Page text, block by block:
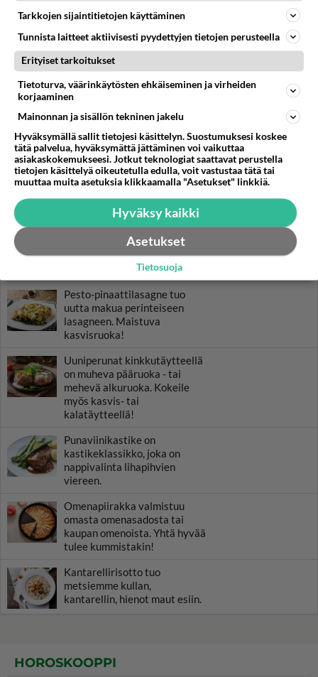
Pesto-pinaattilasagne tuo
uutta makua perinteiseen
lasagneen. Maistuva
kasvisruoka!
Uuniperunat kinkkutäytteellä
on muheva pääruoka - tai
mehevä alkuruoka. Kokeile
myös kasvis- tai
kalatäytteellä!
Punaviinikastike on
kastikeklassikko, joka on
nappivalinta lihapihvien
viereen.
Omenapiirakka valmistuu
omasta omenasadosta tai
kaupan omenoista. Yhtä hyvää
tulee kummistakin!
Kantarellirisotto tuo
metsiemme kullan,
kantarellin, hienot maut esiin.
HOROSKOOPPI
Tarkkojen sijaintitietojen käyttäminen
Tunnista laitteet aktiivisesti pyydettyjen tietojen perusteella
Erityiset tarkoitukset
Tietoturva, väärinkäytösten ehkäiseminen ja virheiden
korjaaminen
Mainonnan ja sisällön tekninen jakelu
Hyväksymällä sallit tietojesi käsittelyn. Suostumuksesi koskee
tätä palvelua, hyväksymättä jättäminen voi vaikuttaa
asiakaskokemukseesi. Jotkut teknologiat saattavat perustella
tietojen käsittelyä oikeutetulla edulla, voit vastustaa tätä tai
muuttaa muita asetuksia klikkaamalla "Asetukset" linkkiä.
Hyväksy kaikki
Asetukset
Tietosuoja